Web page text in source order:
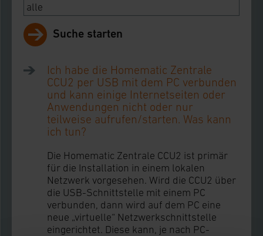
Suche starten
Ich habe die Homematic Zentrale
CCU2 per USB mit dem PC verbunden
und kann einige Internetseiten oder
Anwendungen nicht oder nur
teilweise aufrufen/starten. Was kann
ich tun?
Die Homematic Zentrale CCU2 ist primär
für die Installation in einem lokalen
Netzwerk vorgesehen. Wird die CCU2 über
die USB-Schnittstelle mit einem PC
verbunden, dann wird auf dem PC eine
neue „virtuelle“ Netzwerkschnittstelle
eingerichtet. Diese kann, je nach PC-